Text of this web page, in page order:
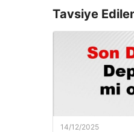
Tavsiye
14/12/2025